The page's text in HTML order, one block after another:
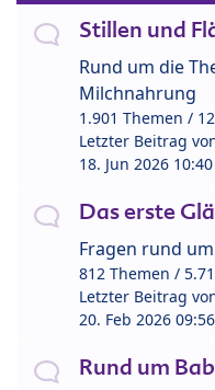
Stillen und
Rund um die
Milchnahrung
1.901 Themen /
Letzter Beitrag
18. Jun 2026 10:40
Das erste
Fragen rund
812 Themen /
Letzter Beitrag
20. Feb 2026 09:56
Rund um